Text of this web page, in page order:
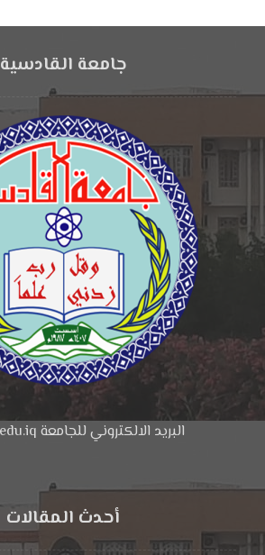
جامعة القادسية
البريد الالكتروني للجامعة info@qu.edu.iq
أحدث المقالات